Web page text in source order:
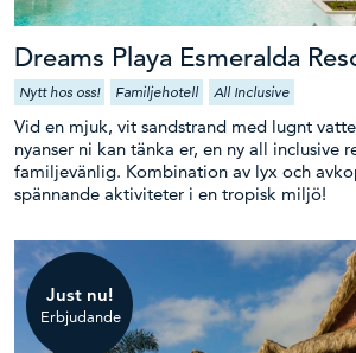
Dreams Playa Esmeralda
Nytt hos oss! Familjehotell All Inclusive
Vid en mjuk, vit sandstrand med lugnt
nyanser ni kan tänka er, en ny all inclusive
familjevänlig. Kombination av lyx och
spännande aktiviteter i en tropisk miljö!
Just nu!
Erbjudande